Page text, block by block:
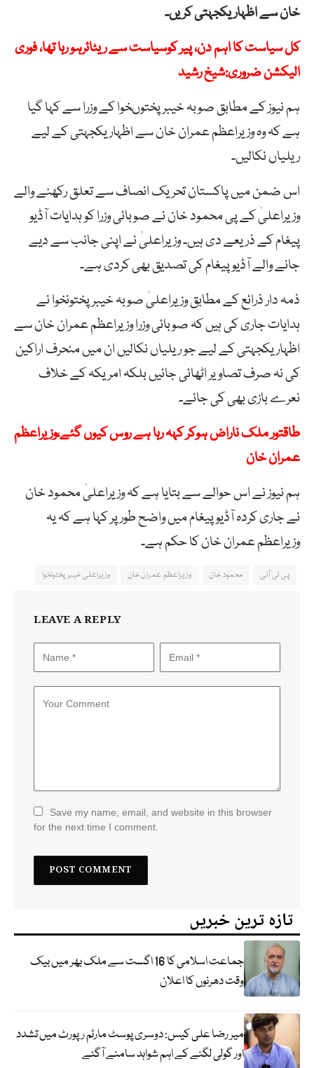
خان سے اظہار یکجہتی کریں۔
کل سیاست کا اہم دن، پیر کوسیاست سے ریٹائرہو رہا تھا، فوری
الیکشن ضروری:شیخ رشید
ہم نیوز کے مطابق صوبہ خیبرپختوںخوا کے وزرا سے کہا گیا
ہے کہ وہ وزیراعظم عمران خان سے اظہار یکجہتی کے لیے
ریلیاں نکالیں۔
اس ضمن میں پاکستان تحریک انصاف سے تعلق رکھنے والے
وزیراعلیٰ کے پی محمود خان نے صوبائی وزرا کو ہدایات آڈیو
پیغام کے ذریعے دی ہیں۔ وزیراعلیٰ نے اپنی جانب سے دیے
جانے والے آڈیو پیغام کی تصدیق بھی کردی ہے۔
ذمہ دار ذرائع کے مطابق وزیراعلیٰ صوبہ خیبرپختونخوا نے
ہدایات جاری کی ہیں کہ صوبائی وزرا وزیراعظم عمران خان سے
اظہار یکجہتی کے لیے جو ریلیاں نکالیں ان میں منحرف اراکین
کی نہ صرف تصاویر اٹھائی جائیں بلکہ امریکہ کے خلاف
نعرے بازی بھی کی جائے۔
طاقتور ملک ناراض ہوکر کہہ رہا ہے روس کیوں گئے،وزیراعظم
عمران خان
ہم نیوز نے اس حوالے سے بتایا ہے کہ وزیراعلیٰ محمود خان
نے جاری کردہ آڈیو پیغام میں واضح طور پر کہا ہے کہ یہ
وزیراعظم عمران خان کا حکم ہے۔
پی ٹی آئی محمود خان وزیراعظم عمران خان وزیراعلیٰ خیبرپختونخوا
LEAVE A REPLY
Save my name, email, and website in this browser
for the next time I comment.
تازہ ترین خبریں
جماعت اسلامی کا 16 اگست سے ملک بھر میں بیک
وقت دھرنوں کا اعلان
میر رضا علی کیس: دوسری پوسٹ مارٹم رپورٹ میں تشدد
اور گولی لگنے کے اہم شواہد سامنے آگئے